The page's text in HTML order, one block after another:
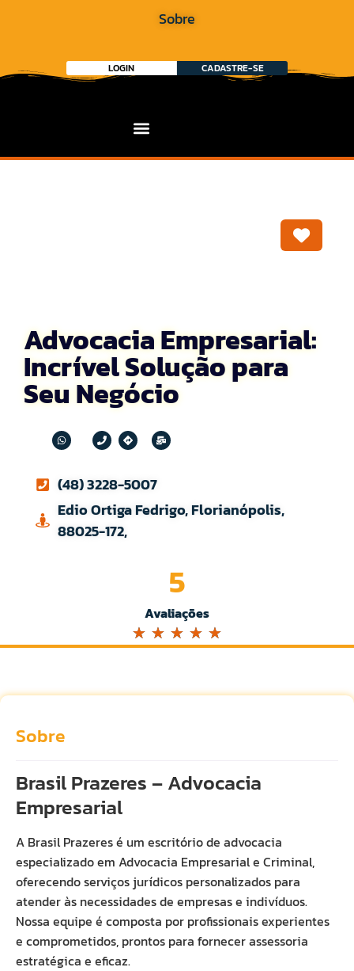
Sobre
LOGIN CADASTRE-SE
Advocacia Empresarial:
Incrível Solução para
Seu Negócio
(48) 3228-5007
Edio Ortiga Fedrigo, Florianópolis,
88025-172,
Avaliações
5
☆ ☆ ☆ ☆ ☆
Sobre
Brasil Prazeres – Advocacia
Empresarial
A Brasil Prazeres é um escritório de advocacia
especializado em Advocacia Empresarial e Criminal,
oferecendo serviços jurídicos personalizados para
atender às necessidades de empresas e indivíduos.
Nossa equipe é composta por profissionais experientes
e comprometidos, prontos para fornecer assessoria
estratégica e eficaz.